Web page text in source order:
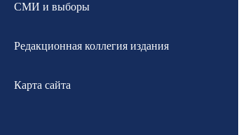
СМИ и выборы
Редакционная коллегия издания
Карта сайта